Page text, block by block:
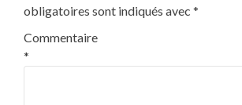
obligatoires sont indiqués avec *
Commentaire
*